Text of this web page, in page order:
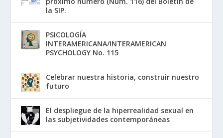
la SIP.
PSICOLOGÍA
INTERAMERICANA/INTERAMERICAN
PSYCHOLOGY No. 115
Celebrar nuestra historia, construir nuestro
futuro
El despliegue de la hiperrealidad sexual en
las subjetividades contemporáneas